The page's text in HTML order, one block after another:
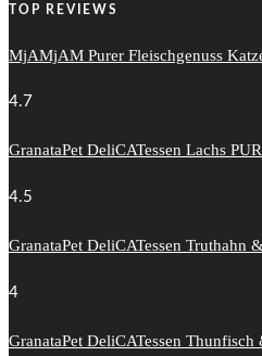
TOP REVIEWS
MjAMjAM Purer Fleischgenuss
4.7
GranataPet DeliCATessen Lachs
4.5
GranataPet DeliCATessen Truthahn
4
GranataPet DeliCATessen